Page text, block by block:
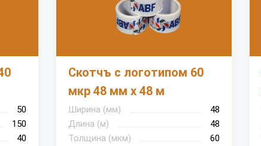
50
150
40
Скотчъ с логотипом 60
мкр 48 мм х 48 м
Ширина (мм)
48
Длина (м)
48
Толщина (мкм)
60